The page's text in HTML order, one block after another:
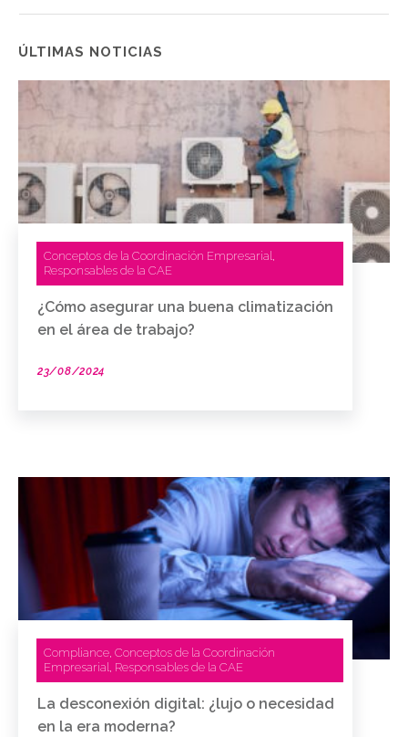
ÚLTIMAS NOTICIAS
Conceptos de la Coordinación Empresarial,
Responsables de la CAE
¿Cómo asegurar una buena climatización
en el área de trabajo?
23/08/2024
Compliance, Conceptos de la Coordinación
Empresarial, Responsables de la CAE
La desconexión digital: ¿lujo o necesidad
en la era moderna?